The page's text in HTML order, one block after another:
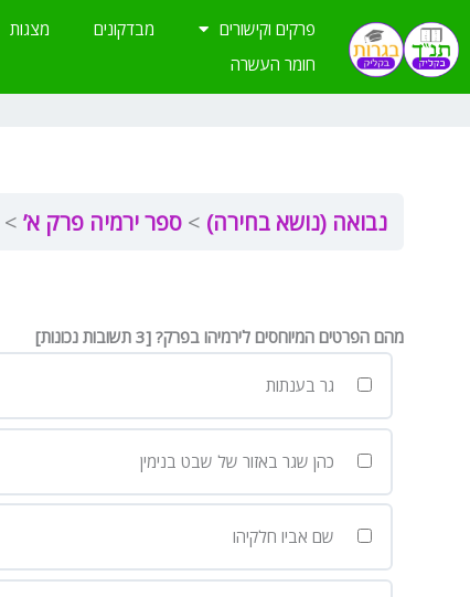
לתוכן
פרקים וקישורים מבדקונים מצגות
חומר העשרה
נבואה (נושא בחירה) ספר ירמיה פרק א’
מהם הפרטים המיוחסים לירמיהו בפרק? [3 תשובות נכונות]
גר בענתות
כהן שגר באזור של שבט בנימין
שם אביו חלקיהו